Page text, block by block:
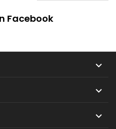
Facebook


